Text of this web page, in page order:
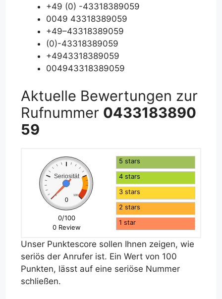
+49 (0) -43318389059
0049 43318389059
+49–43318389059
(0)-43318389059
+4943318389059
004943318389059
Aktuelle Bewertungen zur
Rufnummer 0433183890
59
Seriosität
0 100
0
0/100
0 Review
5 stars
4 stars
3 stars
2 stars
1 star
Unser Punktescore sollen Ihnen zeigen, wie
seriös der Anrufer ist. Ein Wert von 100
Punkten, lässt auf eine seriöse Nummer
schließen.